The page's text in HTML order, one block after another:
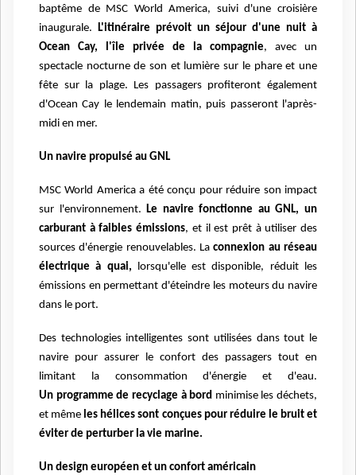
baptême de MSC World America, suivi d'une croisière
inaugurale. L'itinéraire prévoit un séjour d'une nuit à
Ocean Cay, l'île privée de la compagnie, avec un
spectacle nocturne de son et lumière sur le phare et une
fête sur la plage. Les passagers profiteront également
d'Ocean Cay le lendemain matin, puis passeront l'après-
midi en mer.
Un navire propulsé au GNL
MSC World America a été conçu pour réduire son impact
sur l'environnement.Le navire fonctionne au GNL, un
carburant à faibles émissions, et il est prêt à utiliser des
sources d'énergie renouvelables. Laconnexion au réseau
électrique à quai, lorsqu'elle est disponible, réduit les
émissions en permettant d'éteindre les moteurs du navire
dans le port.
Des technologies intelligentes sont utilisées dans tout le
navire pour assurer le confort des passagers tout en
limitant la consommation d'énergie et d'eau.
Un programme de recyclage à bord minimise les déchets,
et même les hélices sont conçues pour réduire le bruit et
éviter de perturber la vie marine.
Un design européen et un confort américain